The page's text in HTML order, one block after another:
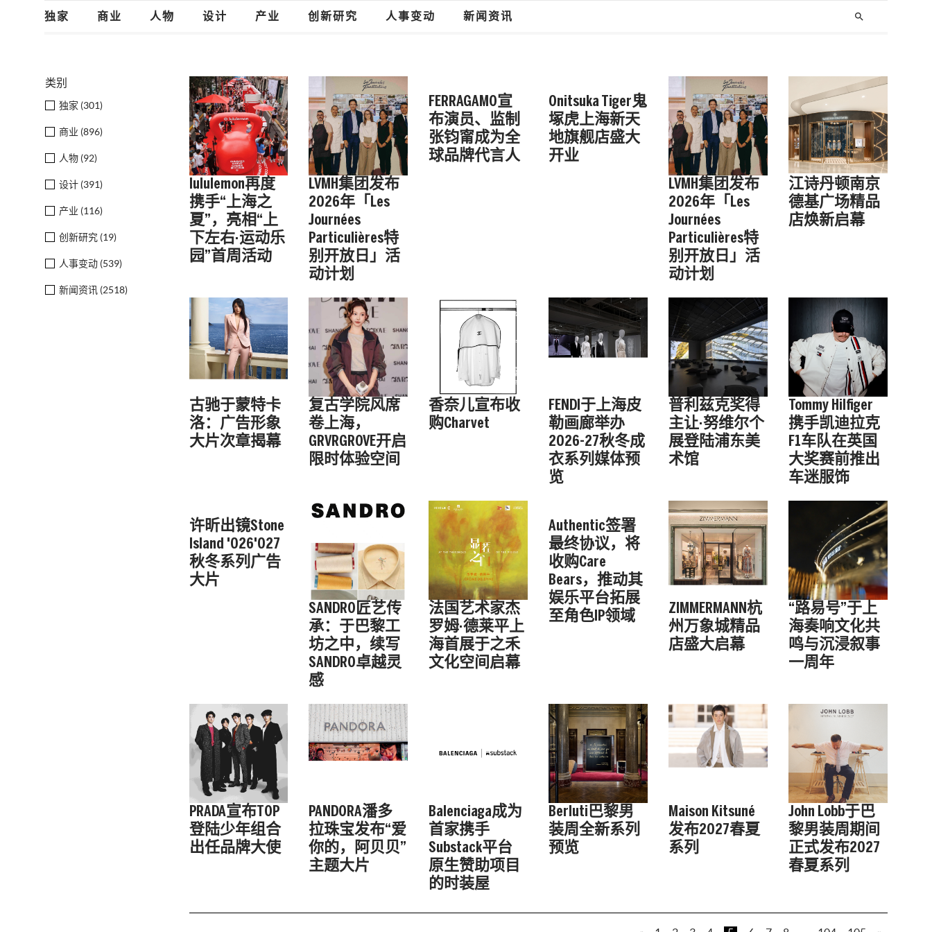
独家 商业 人物 设计 产业 创新研究 人事变动 新闻资讯 search
类别
独家 (301)
商业 (896)
人物 (92)
设计 (391)
产业 (116)
创新研究 (19)
人事变动 (539)
新闻资讯 (2518)
lululemon再度
携手“上海之
夏”，亮相“上
下左右·运动乐
园”首周活动
LVMH集团发布
2026年「Les
Journées
Particulières特
别开放日」活
动计划
FERRAGAMO宣
布演员、监制
张钧甯成为全
球品牌代言人
Onitsuka Tiger鬼
塚虎上海新天
地旗舰店盛大
开业
LVMH集团发布
2026年「Les
Journées
Particulières特
别开放日」活
动计划
江诗丹顿南京
德基广场精品
店焕新启幕
古驰于蒙特卡
洛：广告形象
大片次章揭幕
复古学院风席
卷上海，
GRVRGROVE开启
限时体验空间
香奈儿宣布收
购Charvet
FENDI于上海皮
勒画廊举办
2026-27秋冬成
衣系列媒体预
览
普利兹克奖得
主让·努维尔个
展登陆浦东美
术馆
Tommy Hilfiger
携手凯迪拉克
F1车队在英国
大奖赛前推出
车迷服饰
许昕出镜Stone
Island '026'027
秋冬系列广告
大片
SANDRO匠艺传
承：于巴黎工
坊之中，续写
SANDRO卓越灵
感
法国艺术家杰
罗姆·德莱平上
海首展于之禾
文化空间启幕
Authentic签署
最终协议，将
收购Care
Bears，推动其
娱乐平台拓展
至角色IP领域
ZIMMERMANN杭
州万象城精品
店盛大启幕
“路易号”于上
海奏响文化共
鸣与沉浸叙事
一周年
PRADA宣布TOP
登陆少年组合
出任品牌大使
PANDORA潘多
拉珠宝发布“爱
你的，阿贝贝”
主题大片
Balenciaga成为
首家携手
Substack平台
原生赞助项目
的时装屋
Berluti巴黎男
装周全新系列
预览
Maison Kitsuné
发布2027春夏
系列
John Lobb于巴
黎男装周期间
正式发布2027
春夏系列